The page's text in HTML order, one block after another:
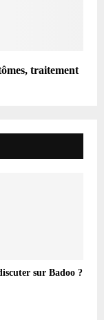
traitement
sur Badoo ?